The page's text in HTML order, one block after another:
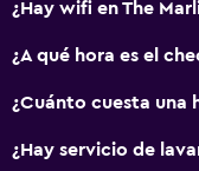
Check-in/check-out
Recepción 24 horas
¿Hay wifi en The
¿A qué hora es el
¿Cuánto cuesta una
¿Hay servicio de